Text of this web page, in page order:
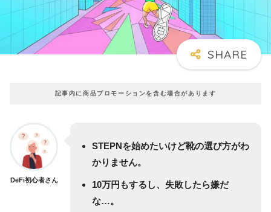
記事内に商品プロモーションを含む場合があります
DeFi初心者さん
STEPNを始めたいけど靴の選び方がわ
かりません。
10万円もするし、失敗したら嫌だ
な…。